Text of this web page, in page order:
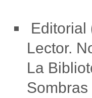
Editorial
Lector.
La